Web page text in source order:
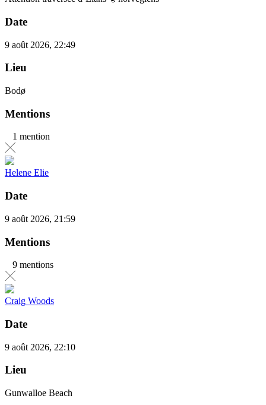
Date
9 août 2026, 22:49
Lieu
Bodø
Mentions
1 mention
Helene Elie
Date
9 août 2026, 21:59
Mentions
9 mentions
Craig Woods
Date
9 août 2026, 22:10
Lieu
Gunwalloe Beach